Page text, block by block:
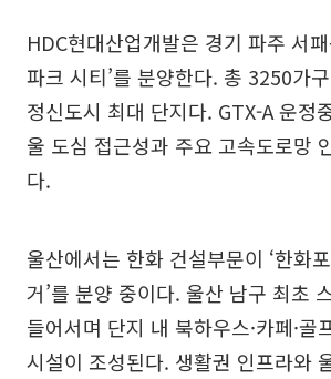
HDC현대산업개발은 경기 파주 서
파크 시티’를 분양한다. 총 3250가
정신도시 최대 단지다. GTX-A 운정
울 도심 접근성과 주요 고속도로망
다.
울산에서는 한화 건설부문이 ‘한화
거’를 분양 중이다. 울산 남구 최초
들어서며 단지 내 북하우스·카페·골
시설이 조성된다. 생활권 인프라와